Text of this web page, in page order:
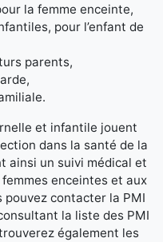
la femme enceinte,
pour l’enfant de
parents,
et infantile jouent
dans la santé de la
ainsi un suivi médical et
enceintes et aux
pouvez contacter la PMI
la liste des PMI
également les